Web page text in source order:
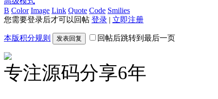
B Color Image Link Quote Code Smilies
您需要登录后才可以回帖 登录 | 立即注册
本版积分规则 发表回复 回帖后跳转到最后一页
专注源码分享6年